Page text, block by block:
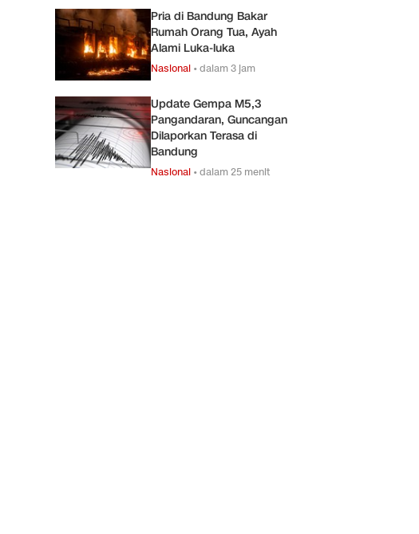
Pria di Bandung Bakar
Rumah Orang Tua, Ayah
Alami Luka-luka
Nasional •dalam 3 jam
Update Gempa M5,3
Pangandaran, Guncangan
Dilaporkan Terasa di
Bandung
Nasional •dalam 25 menit